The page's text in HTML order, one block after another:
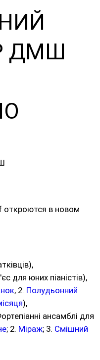
ДМШ
в новом
для юних піаністів),
, 2. Полудьонний
),
ансамблі для
; 2. Міраж; 3. Смішний